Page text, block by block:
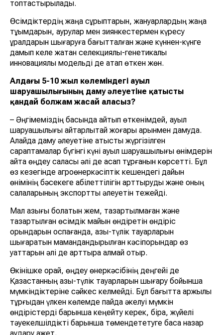
топтастырылады.
Өсімдіктердің жаңа сұрыптарын, жануарлардың жаңа
тұқымдарын, аурулар мен зиянкестермен күресу
құралдарын шығаруға бағытталған және күннен-күнге
дамып келе жатқан селекциялық-генетикалық
инновациялық модельді де атап өткен жөн.
Алдағы 5-10 жыл көлеміндегі ауыл
шаруашылығының даму әлеуетіне қатысты
қандай болжам жасай аласыз?
– Әңгімеміздің басында айтып өткенімдей, ауыл
шаруашылығы айтарлықтай жоғары қарқынмен дамуда.
Алайда даму әлеуетіне қатысты жүргізілген
сараптамалар бүгінгі күні ауыл шаруашылығы өнімдерін
қайта өңдеу саласы әлі де ақсап тұрғанын көрсетті. Бұл
өз кезегінде агроөнеркәсіптік кешендегі дайын
өнімінің бәсекеге қабілеттілігін арттыруды және оның
салаларының экспорттық әлеуетін тежейді.
Мал азығы болатын жем, тазартылмаған және
тазартылған өсімдік майын өндіретін өндіріс
орындарын қоспағанда, азық-түлік тауарларын
шығаратын мамандандырылған кәсіпорындар өз
қуаттарын әлі де арттыра алмай отыр.
Өкінішке орай, өңдеу өнеркәсібінің деңгейі де
Қазақстанның азық-түлік тауарларын шығару бойынша
мүмкіндіктеріне сәйкес келмейді. Бұл бағытта қаржылық
тұрғыдан үлкен көлемде пайда әкелуі мүмкін
өндірістерді барынша кеңейту керек, бірақ, жүйелі
тәуекелшілдікті барынша төмендететуге баса назар